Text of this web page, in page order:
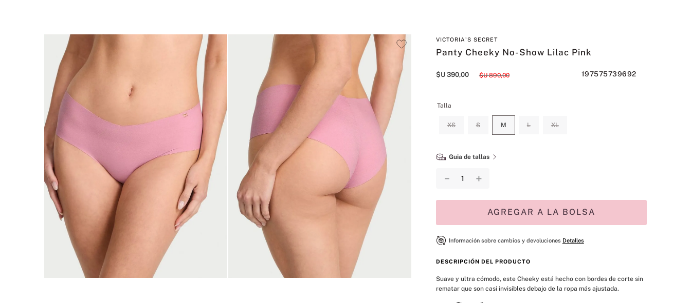
VICTORIA'S SECRET
Panty Cheeky No-Show Lilac Pink
$U 390,00 $U 890,00 197575739692
Talla
XS S M L XL
Guia de tallas
＋
－
AGREGAR A LA BOLSA
Información sobre cambios y devoluciones Detalles
DESCRIPCIÓN DEL PRODUCTO
Suave y ultra cómodo, este Cheeky está hecho con bordes de corte sin
rematar que son casi invisibles debajo de la ropa más ajustada.
body